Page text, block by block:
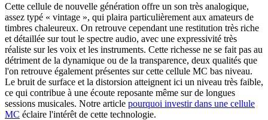
Cette cellule de nouvelle génération offre un son très analogique,
assez typé « vintage », qui plaira particulièrement aux amateurs de
timbres chaleureux. On retrouve cependant une restitution très riche
et détaillée sur tout le spectre audio, avec une expressivité très
réaliste sur les voix et les instruments. Cette richesse ne se fait pas au
détriment de la dynamique ou de la transparence, deux qualités que
l'on retrouve également présentes sur cette cellule MC bas niveau.
Le bruit de surface et la distorsion atteignent ici un niveau très faible,
ce qui contribue à une écoute reposante même sur de longues
sessions musicales. Notre article pourquoi investir dans une cellule
MC éclaire l'intérêt de cette technologie.